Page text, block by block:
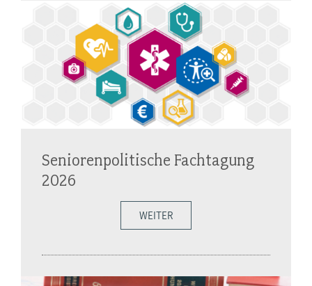
Seniorenpolitische Fachtagung
2026
WEITER